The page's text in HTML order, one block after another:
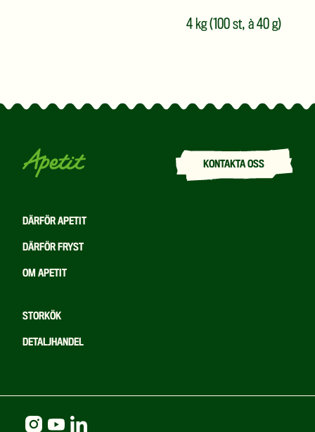
4 kg (100 st, à 40 g)
KONTAKTA OSS
DÄRFÖR APETIT
DÄRFÖR FRYST
OM APETIT
STORKÖK
DETALJHANDEL